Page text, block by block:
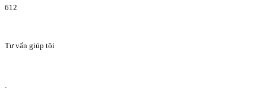
612
Tư vấn giúp tôi